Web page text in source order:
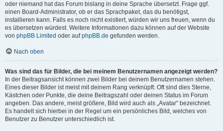
oder niemand hat das Forum bislang in deine Sprache übersetzt. Frage ggf.
einen Board-Administrator, ob er das Sprachpaket, das du benötigst,
installieren kann. Falls es noch nicht existiert, würden wir uns freuen, wenn du
es übersetzen würdest. Weitere Informationen dazu können auf der Website
von phpBB Limited oder aufphpBB.de gefunden werden.
Nach oben
Was sind das für Bilder, die bei meinem Benutzernamen angezeigt werden?
In der Beitragsansicht können zwei Bilder bei deinem Benutzernamen stehen.
Eines dieser Bilder ist meist mit deinem Rang verknüpft: Oft sind dies Sterne,
Kästchen oder Punkte, die deine Beitragszahl oder deinen Status im Forum
angeben. Das andere, meist größere, Bild wird auch als „Avatar“ bezeichnet.
Es handelt sich hierbei in der Regel um ein persönliches Bild, welches von
Benutzer zu Benutzer unterschiedlich ist.